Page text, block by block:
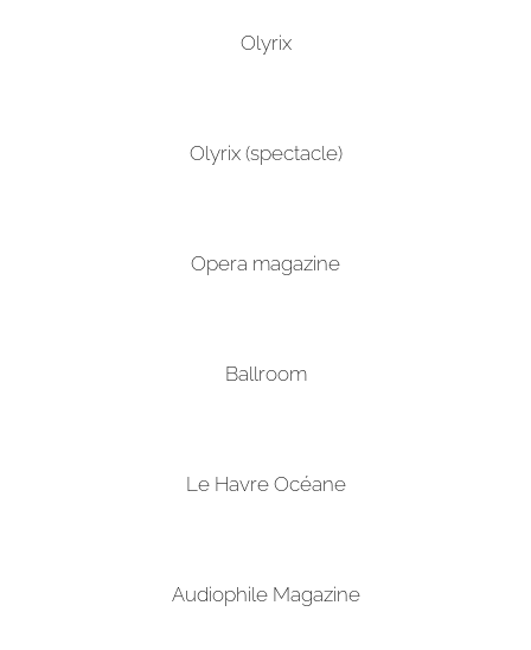
Olyrix
Olyrix (spectacle)
Opera magazine
Ballroom
Le Havre Océane
Audiophile Magazine